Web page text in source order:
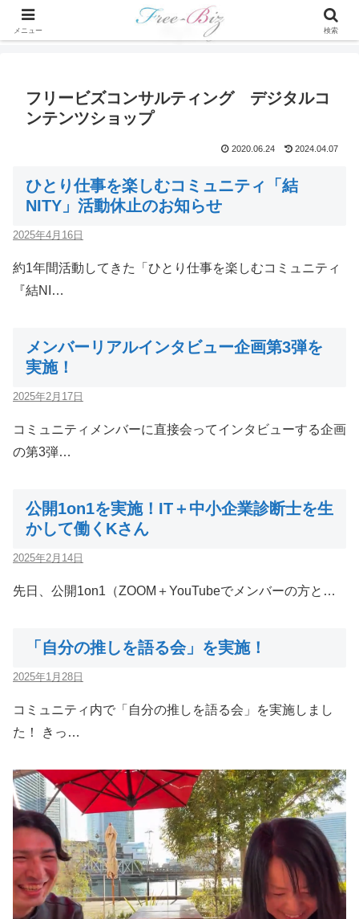
フリービズコンサルティング デジタルコ
ンテンツショップ
2020.06.24 2024.04.07
ひとり仕事を楽しむコミュニティ「結
NITY」活動休止のお知らせ
2025年4月16日
約1年間活動してきた「ひとり仕事を楽しむコミュニティ
『結NI…
メンバーリアルインタビュー企画第3弾を
実施！
2025年2月17日
コミュニティメンバーに直接会ってインタビューする企画
の第3弾…
公開1on1を実施！IT＋中小企業診断士を生
かして働くKさん
2025年2月14日
先日、公開1on1（ZOOM＋YouTubeでメンバーの方と…
「自分の推しを語る会」を実施！
2025年1月28日
コミュニティ内で「自分の推しを語る会」を実施しまし
た！ きっ…
メニュー 検索